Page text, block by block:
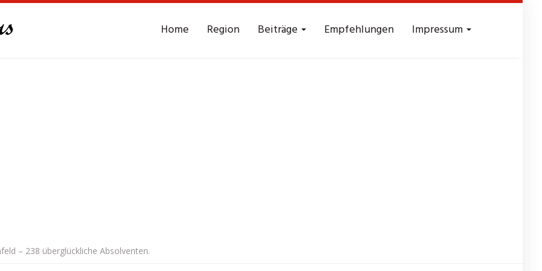
Home Region Beiträge Empfehlungen Impressum
– 238 überglückliche Absolventen.